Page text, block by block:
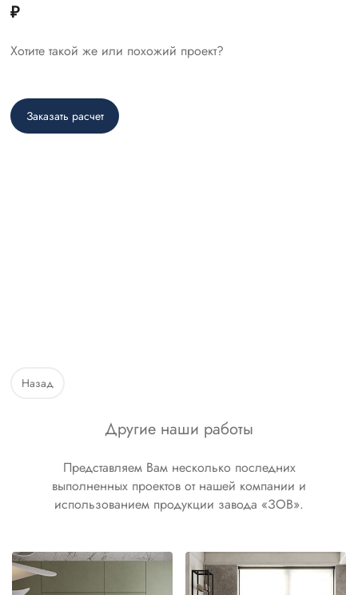
₽
Хотите такой же или похожий проект?
Заказать расчет
Назад
Другие наши работы
Представляем Вам несколько последних
выполненных проектов от нашей компании и
использованием продукции завода «ЗОВ».